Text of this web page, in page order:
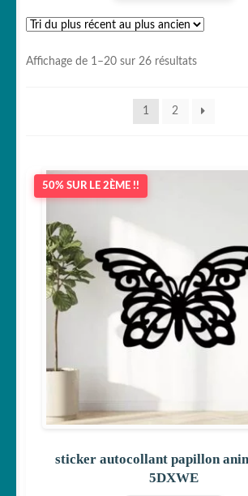
Affichage de 1–20 sur 26 résultatsTrié
récent
ancien
1 2
50% SUR LE 2ÈME !!
sticker autocollant papillon
5DXWE